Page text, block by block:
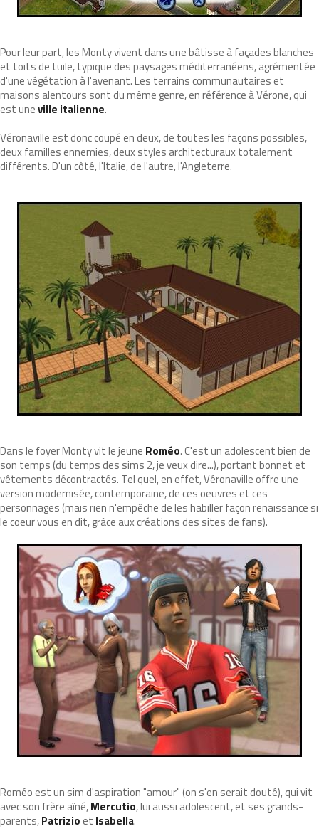
Pour leur part, les Monty vivent dans une bâtisse à façades blanches
et toits de tuile, typique des paysages méditerranéens, agrémentée
d'une végétation à l'avenant. Les terrains communautaires et
maisons alentours sont du même genre, en référence à Vérone, qui
est uneville italienne.
Véronaville est donc coupé en deux, de toutes les façons possibles,
deux familles ennemies, deux styles architecturaux totalement
différents. D'un côté, l'Italie, de l'autre, l'Angleterre.
Dans le foyer Monty vit le jeune Roméo. C'est un adolescent bien de
son temps (du temps des sims 2, je veux dire...), portant bonnet et
vêtements décontractés. Tel quel, en effet, Véronaville offre une
version modernisée, contemporaine, de ces oeuvres et ces
personnages (mais rien n'empêche de les habiller façon renaissance si
le coeur vous en dit, grâce aux créations des sites de fans).
Roméo est un sim d'aspiration "amour" (on s'en serait douté), qui vit
avec son frère aîné,Mercutio, lui aussi adolescent, et ses grands-
parents,Patrizioet Isabella.